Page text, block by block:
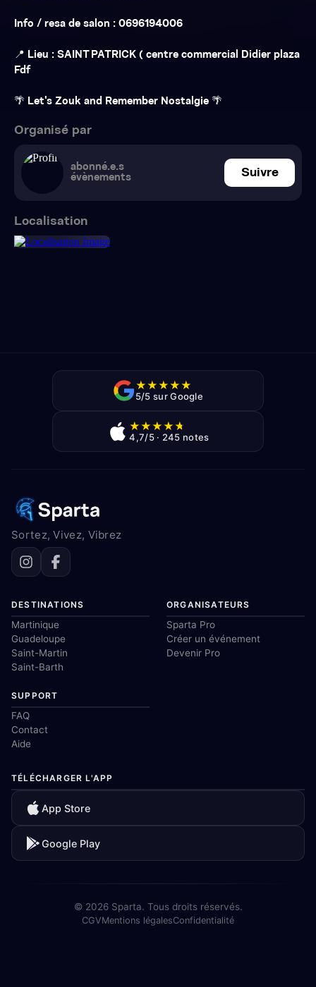
Info / resa de salon : 0696194006
📍 Lieu : SAINT PATRICK ( centre commercial Didier plaza
Fdf
🌴 Let's Zouk and Remember Nostalgie 🌴
Organisé par
abonné.e.s
évènements
Suivre
Localisation
★★★★★
5/5 sur Google
★★★★★
4,7/5 · 245 notes
Sortez, Vivez, Vibrez
DESTINATIONS
Martinique
Guadeloupe
Saint-Martin
Saint-Barth
ORGANISATEURS
Sparta Pro
Créer un événement
Devenir Pro
SUPPORT
FAQ
Contact
Aide
TÉLÉCHARGER L'APP
App Store
Google Play
© 2026 Sparta. Tous droits réservés.
CGVMentions légalesConfidentialité